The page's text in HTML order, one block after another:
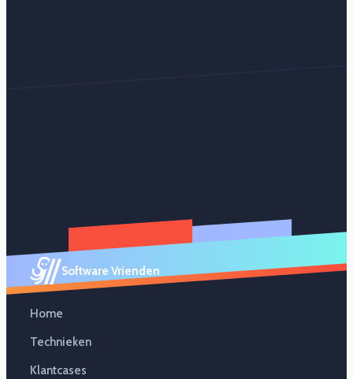
Software Vrienden
Home
Technieken
Klantcases